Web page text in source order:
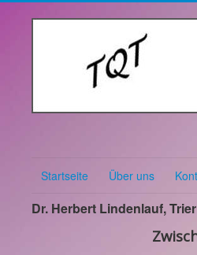
Startseite Über uns
Dr. Herbert Lindenlauf, Trier